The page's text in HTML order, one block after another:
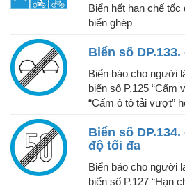
Biển hết hạn chế tốc
biển ghép
Biển số
Biển báo cho người
biển số P.125 “Cấm
“Cấm ô tô tải vượt”
Biển số
độ tối đa
Biển báo cho người
biển số P.127 “Hạn